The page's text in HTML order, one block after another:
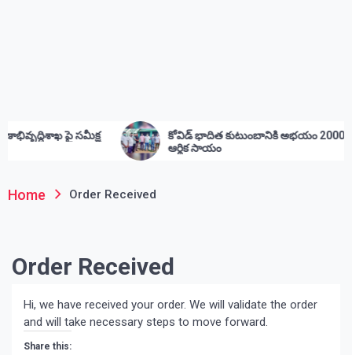
పై సమీక్ష
కోవిడ్ భాదిత కుటుంబానికి అభయం 20000
ఆర్థిక సాయం
Home Order Received
Order Received
Hi, we have received your order. We will validate the order
and will take necessary steps to move forward.
Share this: